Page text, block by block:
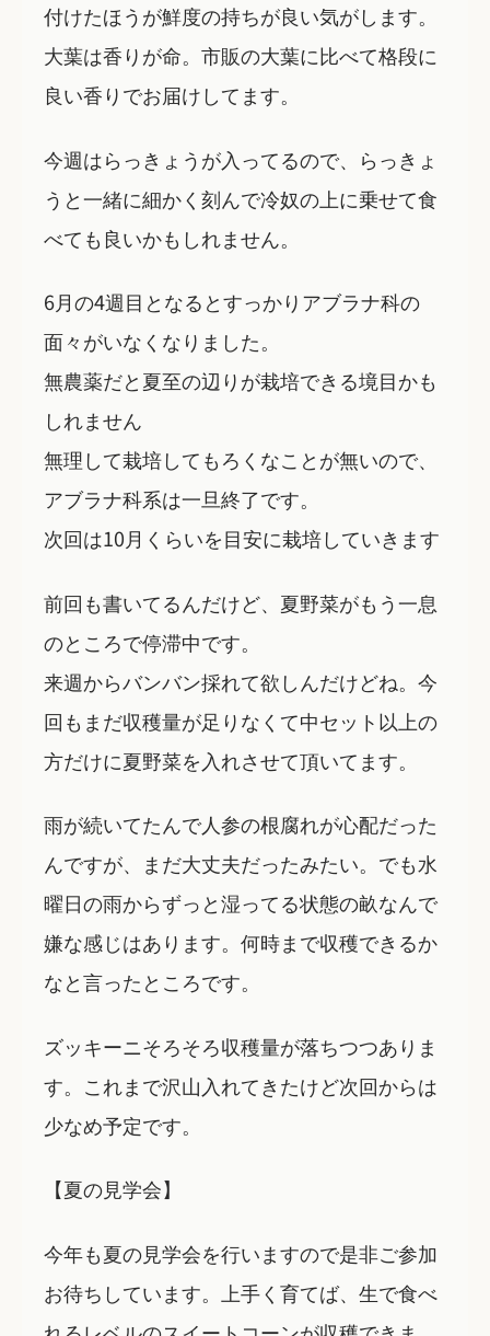
付けたほうが鮮度の持ちが良い気がします。
大葉は香りが命。市販の大葉に比べて格段に
良い香りでお届けしてます。
今週はらっきょうが入ってるので、らっきょ
うと一緒に細かく刻んで冷奴の上に乗せて食
べても良いかもしれません。
6月の4週目となるとすっかりアブラナ科の
面々がいなくなりました。
無農薬だと夏至の辺りが栽培できる境目かも
しれません
無理して栽培してもろくなことが無いので、
アブラナ科系は一旦終了です。
次回は10月くらいを目安に栽培していきます
前回も書いてるんだけど、夏野菜がもう一息
のところで停滞中です。
来週からバンバン採れて欲しんだけどね。今
回もまだ収穫量が足りなくて中セット以上の
方だけに夏野菜を入れさせて頂いてます。
雨が続いてたんで人参の根腐れが心配だった
んですが、まだ大丈夫だったみたい。でも水
曜日の雨からずっと湿ってる状態の畝なんで
嫌な感じはあります。何時まで収穫できるか
なと言ったところです。
ズッキーニそろそろ収穫量が落ちつつありま
す。これまで沢山入れてきたけど次回からは
少なめ予定です。
【夏の見学会】
今年も夏の見学会を行いますので是非ご参加
お待ちしています。上手く育てば、生で食べ